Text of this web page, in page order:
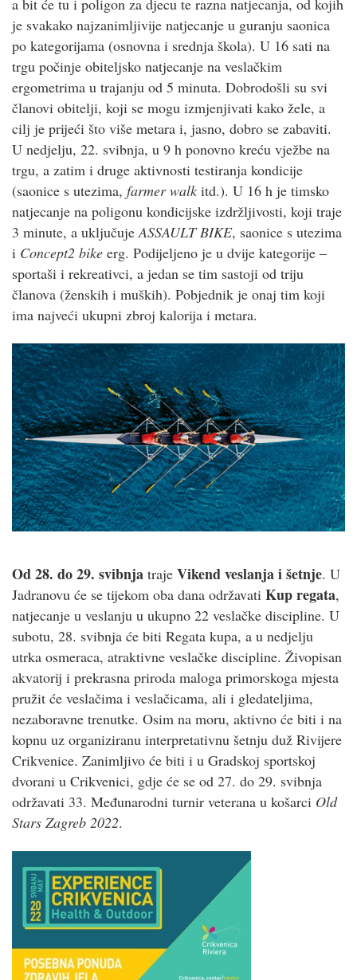
a bit će tu i poligon za djecu te razna natjecanja, od kojih
je svakako najzanimljivije natjecanje u guranju saonica
po kategorijama (osnovna i srednja škola). U 16 sati na
trgu počinje obiteljsko natjecanje na veslačkim
ergometrima u trajanju od 5 minuta. Dobrodošli su svi
članovi obitelji, koji se mogu izmjenjivati kako žele, a
cilj je prijeći što više metara i, jasno, dobro se zabaviti.
U nedjelju, 22. svibnja, u 9 h ponovno kreću vježbe na
trgu, a zatim i druge aktivnosti testiranja kondicije
(saonice s utezima, farmer walk itd.). U 16 h je timsko
natjecanje na poligonu kondicijske izdržljivosti, koji traje
3 minute, a uključujeASSAULT BIKE, saonice s utezima
i Concept2 bike erg. Podijeljeno je u dvije kategorije –
sportaši i rekreativci, a jedan se tim sastoji od triju
članova (ženskih i muških). Pobjednik je onaj tim koji
ima najveći ukupni zbroj kalorija i metara.
Od 28. do 29. svibnja traje Vikend veslanja i šetnje. U
Jadranovu će se tijekom oba dana održavati Kup regata,
natjecanje u veslanju u ukupno 22 veslačke discipline. U
subotu, 28. svibnja će biti Regata kupa, a u nedjelju
utrka osmeraca, atraktivne veslačke discipline. Živopisan
akvatorij i prekrasna priroda maloga primorskoga mjesta
pružit će veslačima i veslačicama, ali i gledateljima,
nezaboravne trenutke. Osim na moru, aktivno će biti i na
kopnu uz organiziranu interpretativnu šetnju duž Rivijere
Crikvenice. Zanimljivo će biti i u Gradskoj sportskoj
dvorani u Crikvenici, gdje će se od 27. do 29. svibnja
održavati 33. Međunarodni turnir veterana u košarci Old
Stars Zagreb 2022.